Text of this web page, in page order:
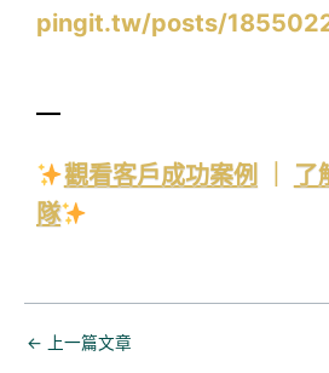
pingit.tw/posts/
—
觀看客戶成功案例
了
隊
← 上一篇文章